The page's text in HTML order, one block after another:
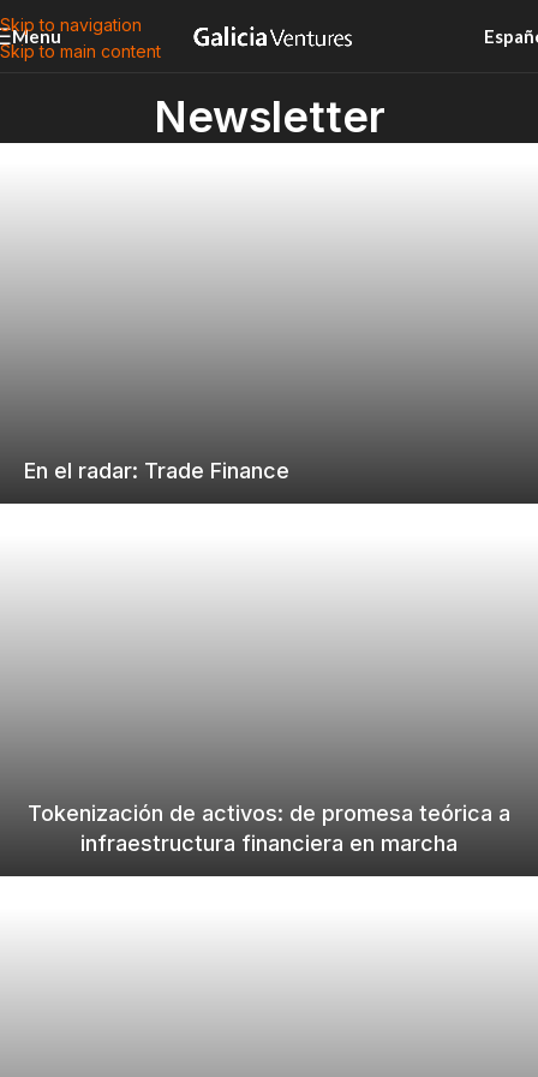
Skip to navigation
Skip to main content
Menu
Newsletter
En el radar: Trade Finance
Tokenización de activos: de promesa teórica a
infraestructura financiera en marcha